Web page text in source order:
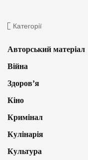
Категорії
Авторський матеріал
Війна
Здоров’я
Кіно
Кримінал
Кулінарія
Культура